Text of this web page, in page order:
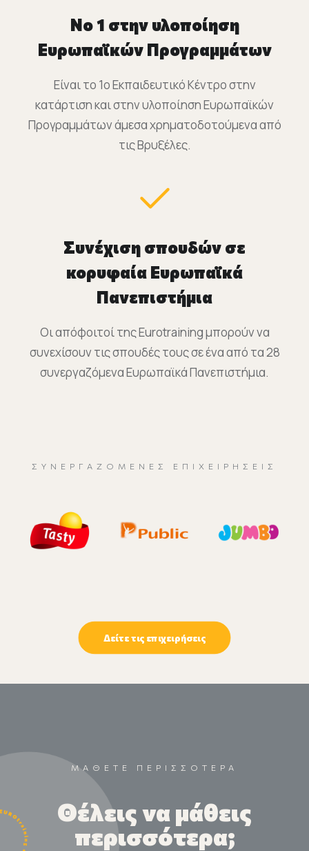
Νο 1 στην υλοποίηση
Ευρωπαϊκών Προγραμμάτων
Είναι το 1o Εκπαιδευτικό Κέντρο στην
κατάρτιση και στην υλοποίηση Ευρωπαϊκών
Προγραμμάτων άμεσα χρηματοδοτούμενα από
τις Βρυξέλες.
Συνέχιση σπουδών σε
κορυφαία Ευρωπαϊκά
Πανεπιστήμια
Οι απόφοιτοί της Eurotraining μπορούν να
συνεχίσουν τις σπουδές τους σε ένα από τα 28
συνεργαζόμενα Ευρωπαϊκά Πανεπιστήμια.
ΣΥΝΕΡΓΑΖΌΜΕΝΕΣ ΕΠΙΧΕΙΡΉΣΕΙΣ
Δείτε τις επιχειρήσεις
ΜΑΘΕΤΕ ΠΕΡΙΣΣΟΤΕΡΑ
Θέλεις να μάθεις
περισσότερα;